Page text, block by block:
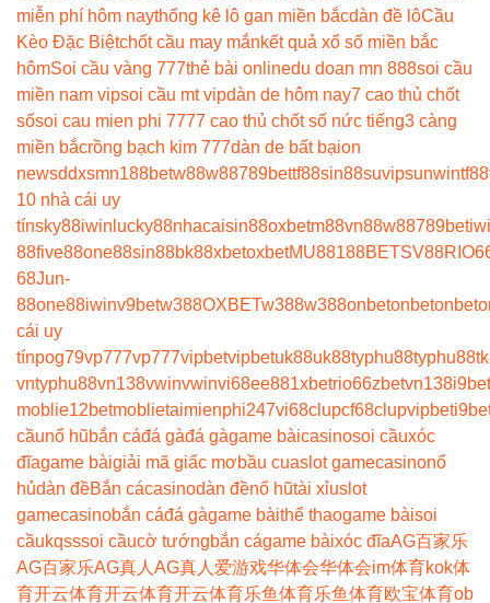
miễn phí hôm naythống kê lô gan miền bắcdàn đề lôCầu
Kèo Đặc Biệtchốt cầu may mắnkết quả xổ số miền bắc
hômSoi cầu vàng 777thẻ bài onlinedu doan mn 888soi cầu
miền nam vipsoi cầu mt vipdàn de hôm nay7 cao thủ chốt
sốsoi cau mien phi 7777 cao thủ chốt số nức tiếng3 càng
miền bắcrồng bạch kim 777dàn de bất bạion
newsddxsmn188betw88w88789bettf88sin88suvipsunwintf88
10 nhà cái uy
tínsky88iwin lucky88nhacaisin88oxbetm88vn88w88789bet
88five88one88sin88bk88xbetoxbetMU88188BETSV88
68Jun-
88one88iwinv9betw388OXBETw388w388onbetonbetonbet
cái uy
tínpog79vp777vp777vipbetvipbetuk88uk88typhu88typhu88
vntyphu88vn138vwinvwinvi68ee881xbetrio66zbetvn138
moblie12betmoblietaimienphi247vi68clupcf68clupvipbet
cầunổ hũbắn cáđá gàđá gàgame bàicasinosoi cầuxóc
đĩagame bàigiải mã giấc mơbầu cuaslot gamecasinonổ
hủdàn đềBắn cácasinodàn đềnổ hũtài xỉuslot
gamecasinobắn cáđá gàgame bàithể thaogame bàisoi
cầukqsssoi cầucờ tướngbắn cágame bàixóc đĩaAG百家乐
AG百家乐AG真人 AG真人 爱游戏华体会华体会im体育kok体
育开云体育开云体育开云体育乐鱼体育乐鱼体育欧宝体育ob